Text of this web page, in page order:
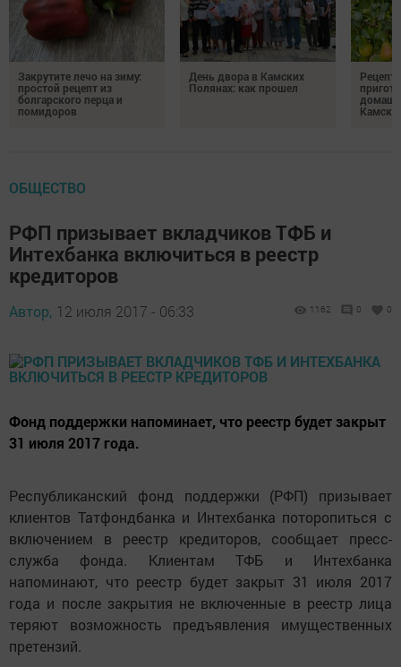
Закрутите лечо на зиму:
простой рецепт из
болгарского перца и
помидоров
День двора в Камских
Полянах: как прошел
ОБЩЕСТВО
РФП призывает вкладчиков ТФБ и
Интехбанка включиться в реестр
кредиторов
Автор, 12 июля 2017 - 06:33 1162 0 0
Фонд поддержки напоминает, что реестр будет закрыт
31 июля 2017 года.
Республиканский фонд поддержки (РФП) призывает
клиентов Татфондбанка и Интехбанка поторопиться с
включением в реестр кредиторов, сообщает пресс-
служба фонда. Клиентам ТФБ и Интехбанка
напоминают, что реестр будет закрыт 31 июля 2017
года и после закрытия не включенные в реестр лица
теряют возможность предъявления имущественных
претензий.